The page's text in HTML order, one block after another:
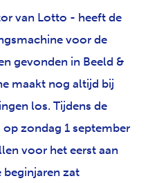
van Lotto - heeft de
voor de
gevonden in Beeld &
maakt nog altijd bij
los. Tijdens de
zondag 1 september
voor het eerst aan
beginjaren zat